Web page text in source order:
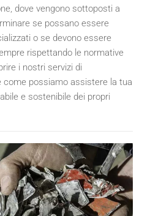
dove vengono sottoposti a
se possano essere
o se devono essere
rispettando le normative
i nostri servizi di
possiamo assistere la tua
e sostenibile dei propri